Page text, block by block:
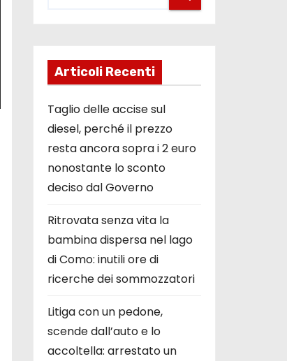
Articoli Recenti
Taglio delle accise sul
diesel, perché il prezzo
resta ancora sopra i 2 euro
nonostante lo sconto
deciso dal Governo
Ritrovata senza vita la
bambina dispersa nel lago
di Como: inutili ore di
ricerche dei sommozzatori
Litiga con un pedone,
scende dall’auto e lo
accoltella: arrestato un